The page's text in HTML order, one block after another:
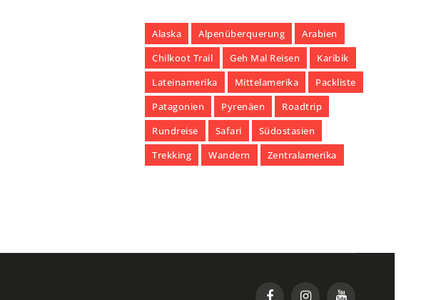
Alaska Alpenüberquerung
Arabien
Chilkoot Trail
Geh Mal Reisen
Karibik
Lateinamerika
Mittelamerika
Packliste
Patagonien
Pyrenäen
Roadtrip
Rundreise
Safari
Südostasien
Trekking
Wandern Zentralamerika